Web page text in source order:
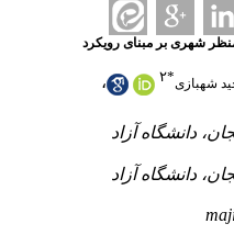
شهری بر مبنای رویکرد
شهبازی*۲ ،
دانشگاه آزاد
دانشگاه آزاد